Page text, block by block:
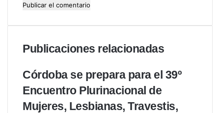
Publicaciones relacionadas
Córdoba se prepara para el 39º
Encuentro Plurinacional de
Mujeres, Lesbianas, Travestis,